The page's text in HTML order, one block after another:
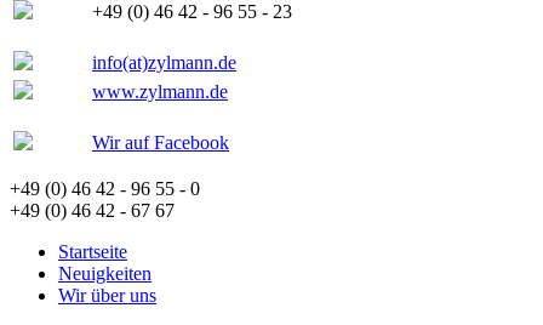
+49 (0) 46 42 - 96 55 - 23
info(at)zylmann.de
www.zylmann.de
Wir auf Facebook
+49 (0) 46 42 - 96 55 - 0
+49 (0) 46 42 - 67 67
Startseite
Neuigkeiten
Wir über uns